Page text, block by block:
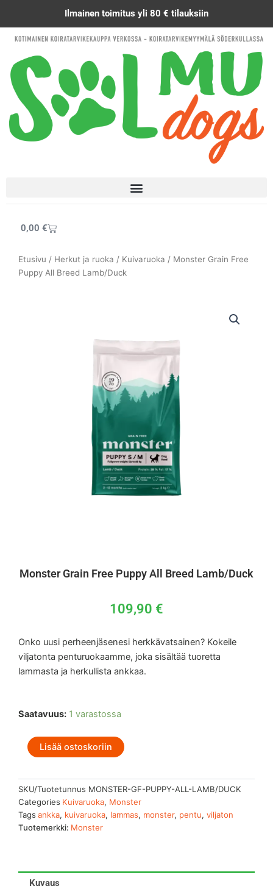
Ilmainen toimitus yli 80 € tilauksiin
0,00 €Cart
Etusivu / Herkut ja ruoka / Kuivaruoka / Monster Grain Free
Puppy All Breed Lamb/Duck
Monster Grain Free Puppy All Breed Lamb/Duck
109,90 €
Onko uusi perheenjäsenesi herkkävatsainen? Kokeile
viljatonta penturuokaamme, joka sisältää tuoretta
lammasta ja herkullista ankkaa.
Saatavuus: 1 varastossa
Monster
Free
Puppy
Lamb/Duck
määrä
Lisää ostoskoriin
SKU/Tuotetunnus MONSTER-GF-PUPPY-ALL-LAMB/DUCK
Categories Kuivaruoka, Monster
Tags ankka, kuivaruoka, lammas, monster, pentu, viljaton
Tuotemerkki: Monster
Kuvaus